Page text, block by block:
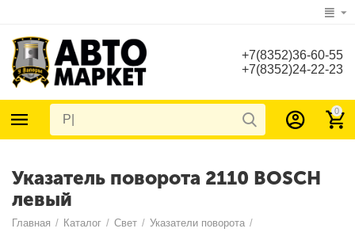
+7(8352)36-60-55
+7(8352)24-22-23
0
Указатель поворота 2110 BOSCH
левый
Главная / Каталог / Свет / Указатели поворота /